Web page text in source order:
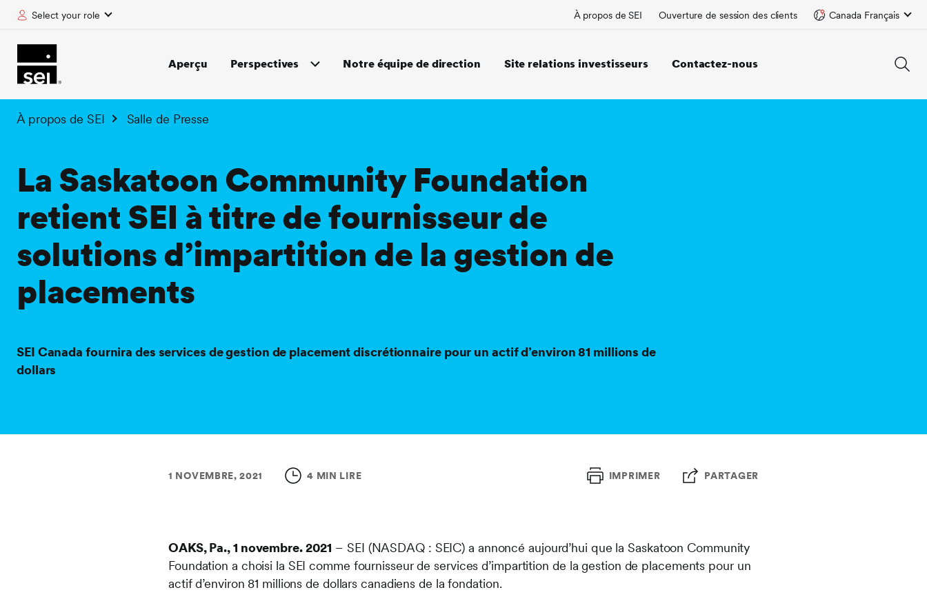
Aperçu Perspectives Notre équipe de direction Site relations investisseurs Contactez-nous
Select your role À propos de SEI Ouverture de session des clients Canada Français
À propos de SEI Salle de Presse
La Saskatoon Community Foundation
retient SEI à titre de fournisseur de
solutions d’impartition de la gestion de
placements
SEI Canada fournira des services de gestion de placement discrétionnaire pour un actif d’environ 81 millions de
dollars
1 NOVEMBRE, 2021 4 MIN LIRE IMPRIMER PARTAGER
OAKS, Pa., 1 novembre. 2021 – SEI (NASDAQ : SEIC) a annoncé aujourd’hui que la Saskatoon Community
Foundation a choisi la SEI comme fournisseur de services d’impartition de la gestion de placements pour un
actif d’environ 81 millions de dollars canadiens de la fondation.